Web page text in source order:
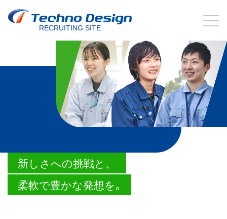
RECRUITING SITE
新しさへの挑戦と、
柔軟で豊かな発想を｡